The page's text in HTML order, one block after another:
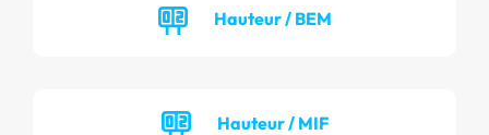
Hauteur / BEM
Hauteur / MIF